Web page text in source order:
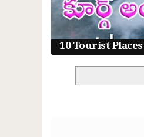
10 Tourist